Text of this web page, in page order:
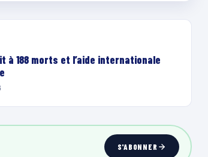
à 188 morts et l’aide internationale
S'ABONNER